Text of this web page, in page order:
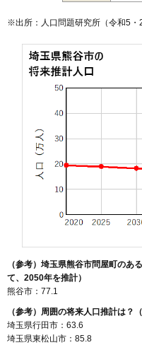
※出所：人口問題研究所（令和5・
（参考）埼玉県熊谷市問屋町のあ
て、2050年を推計）
熊谷市：77.1
（参考）周囲の将来人口推計は？
埼玉県行田市：63.6
埼玉県東松山市：85.8